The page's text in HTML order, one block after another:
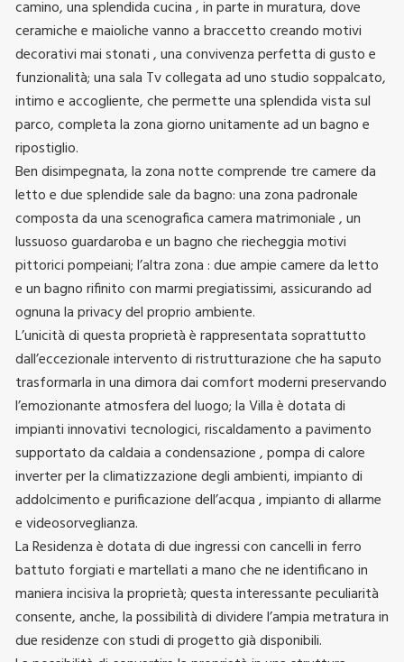
camino, una splendida cucina , in parte in muratura, dove
ceramiche e maioliche vanno a braccetto creando motivi
decorativi mai stonati , una convivenza perfetta di gusto e
funzionalità; una sala Tv collegata ad uno studio soppalcato,
intimo e accogliente, che permette una splendida vista sul
parco, completa la zona giorno unitamente ad un bagno e
ripostiglio.
Ben disimpegnata, la zona notte comprende tre camere da
letto e due splendide sale da bagno: una zona padronale
composta da una scenografica camera matrimoniale , un
lussuoso guardaroba e un bagno che riecheggia motivi
pittorici pompeiani; l’altra zona : due ampie camere da letto
e un bagno rifinito con marmi pregiatissimi, assicurando ad
ognuna la privacy del proprio ambiente.
L’unicità di questa proprietà è rappresentata soprattutto
dall’eccezionale intervento di ristrutturazione che ha saputo
trasformarla in una dimora dai comfort moderni preservando
l’emozionante atmosfera del luogo; la Villa è dotata di
impianti innovativi tecnologici, riscaldamento a pavimento
supportato da caldaia a condensazione , pompa di calore
inverter per la climatizzazione degli ambienti, impianto di
addolcimento e purificazione dell’acqua , impianto di allarme
e videosorveglianza.
La Residenza è dotata di due ingressi con cancelli in ferro
battuto forgiati e martellati a mano che ne identificano in
maniera incisiva la proprietà; questa interessante peculiarità
consente, anche, la possibilità di dividere l’ampia metratura in
due residenze con studi di progetto già disponibili.